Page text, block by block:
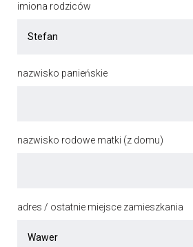
imiona rodziców
nazwisko panieńskie
nazwisko rodowe matki (z domu)
adres / ostatnie miejsce zamieszkania